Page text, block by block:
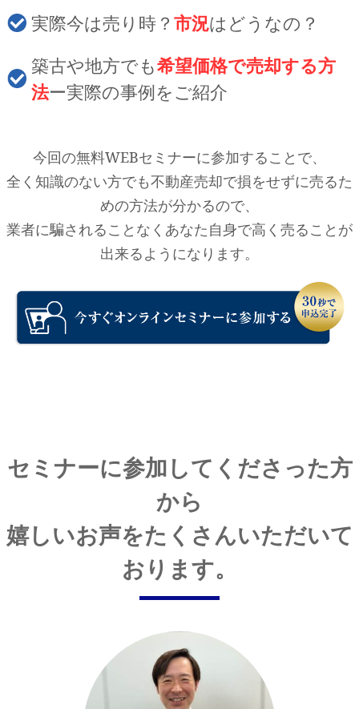
実際今は売り時？ 市況はどうなの？
築古や地方でも希望価格で売却する方
法ー実際の事例をご紹介
今回の無料WEBセミナーに参加することで、
全く知識のない方でも不動産売却で損をせずに売るた
めの方法が分かるので、
業者に騙されることなくあなた自身で高く売ることが
出来るようになります。
セミナーに参加してくださった方
から
嬉しいお声をたくさんいただいて
おります。